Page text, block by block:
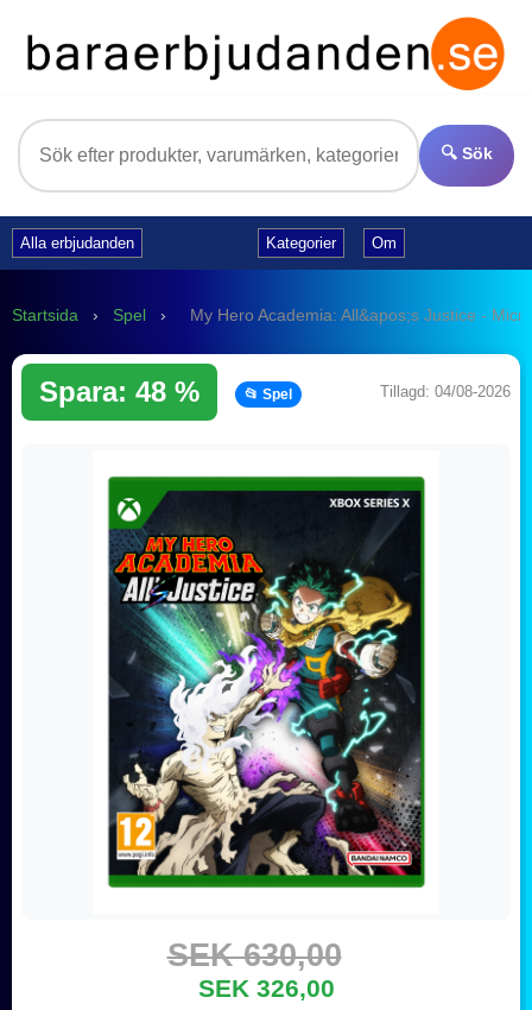
🔍 Sök
Alla erbjudanden Kategorier Om
Startsida › Spel › My Hero Academia: All&apos;s Justice -
Spara: 48 % 📂 Spel Tillagd: 04/08-2026
SEK 630,00
SEK 326,00